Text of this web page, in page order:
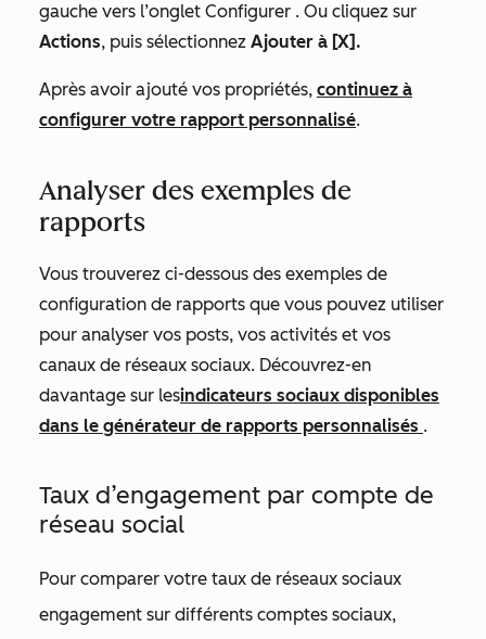
gauche vers l’onglet Configurer . Ou cliquez sur
Actions, puis sélectionnez Ajouter à [X].
Après avoir ajouté vos propriétés, continuez à
configurer votre rapport personnalisé.
Analyser des exemples de
rapports
Vous trouverez ci-dessous des exemples de
configuration de rapports que vous pouvez utiliser
pour analyser vos posts, vos activités et vos
canaux de réseaux sociaux. Découvrez-en
davantage sur lesindicateurs sociaux disponibles
dans le générateur de rapports personnalisés .
Taux d’engagement par compte de
réseau social
Pour comparer votre taux de réseaux sociaux
engagement sur différents comptes sociaux,